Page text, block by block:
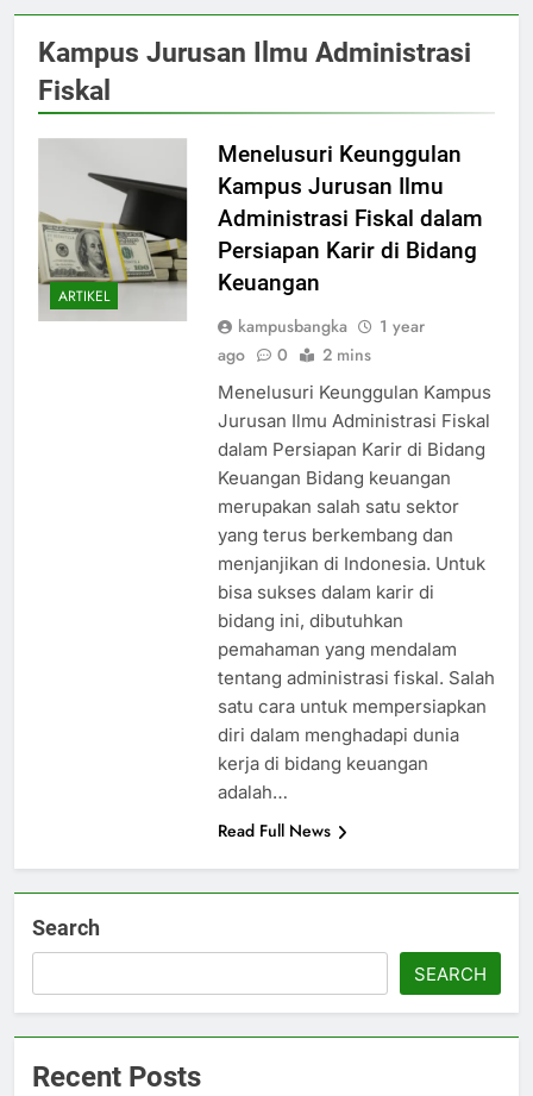
Kampus Jurusan Ilmu Administrasi
Fiskal
ARTIKEL
Menelusuri Keunggulan
Kampus Jurusan Ilmu
Administrasi Fiskal dalam
Persiapan Karir di Bidang
Keuangan
kampusbangka
1 year
ago
0 2 mins
Menelusuri Keunggulan Kampus
Jurusan Ilmu Administrasi Fiskal
dalam Persiapan Karir di Bidang
Keuangan Bidang keuangan
merupakan salah satu sektor
yang terus berkembang dan
menjanjikan di Indonesia. Untuk
bisa sukses dalam karir di
bidang ini, dibutuhkan
pemahaman yang mendalam
tentang administrasi fiskal. Salah
satu cara untuk mempersiapkan
diri dalam menghadapi dunia
kerja di bidang keuangan
adalah…
Read Full News
Search
SEARCH
Recent Posts